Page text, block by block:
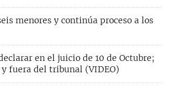
menores y continúa proceso a los
en el juicio de 10 de Octubre;
fuera del tribunal (VIDEO)